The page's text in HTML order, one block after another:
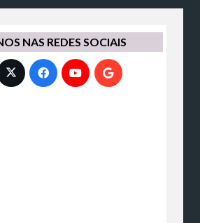
NAS REDES SOCIAIS